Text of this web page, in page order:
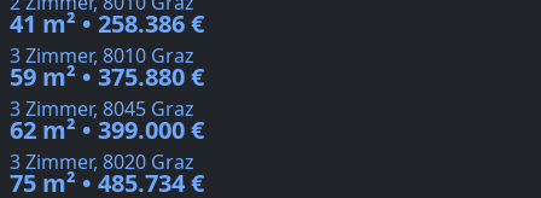
41 m² • 258.386 €
3 Zimmer, 8010 Graz
59 m² • 375.880 €
3 Zimmer, 8045 Graz
62 m² • 399.000 €
3 Zimmer, 8020 Graz
75 m² • 485.734 €